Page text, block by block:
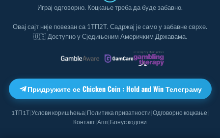
Играј одговорно. Коцкање треба да буде забавно.
Овај сајт није повезан са 1ТП2Т. Садржај је само у забавне сврхе.
🇺🇸 Доступно у Сједињеним Америчким Државама.
Придружите се Chicken Coin : Hold and Win Телеграму
1ТП1Т|Услови коришћења| Политика приватности|Одговорно коцкање|
Контакт|Апп| Бонус кодови